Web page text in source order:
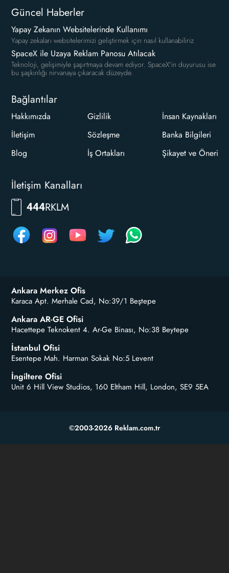
Güncel Haberler
Yapay Zekanın Websitelerinde Kullanımı
Yapay zekaları websitelerimizi geliştirmek için nasıl kullanabiliriz
SpaceX ile Uzaya Reklam Panosu Atılacak
Teknoloji, gelişimiyle şaşırtmaya devam ediyor. SpaceX'in duyurusu ise
bu şaşkınlığı nirvanaya çıkaracak düzeyde.
Bağlantılar
Hakkımızda
İletişim
Blog
Gizlilik
Sözleşme
İş Ortakları
İnsan Kaynakları
Banka Bilgileri
Şikayet ve Öneri
İletişim Kanalları
444RKLM
Ankara Merkez Ofis
Karaca Apt. Merhale Cad, No:39/1 Beştepe
Ankara AR-GE Ofisi
Hacettepe Teknokent 4. Ar-Ge Binası, No:38 Beytepe
İstanbul Ofisi
Esentepe Mah. Harman Sokak No:5 Levent
İngiltere Ofisi
Unit 6 Hill View Studios, 160 Eltham Hill, London, SE9 5EA
©2003-2026 Reklam.com.tr